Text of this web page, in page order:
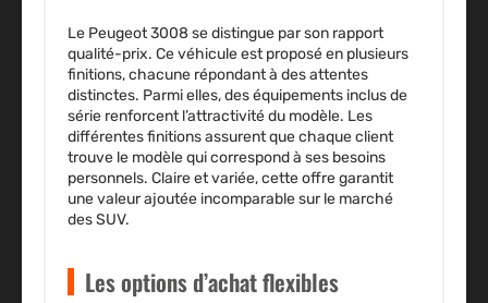
Le Peugeot 3008 se distingue par son rapport
qualité-prix. Ce véhicule est proposé en plusieurs
finitions, chacune répondant à des attentes
distinctes. Parmi elles, des équipements inclus de
série renforcent l’attractivité du modèle. Les
différentes finitions assurent que chaque client
trouve le modèle qui correspond à ses besoins
personnels. Claire et variée, cette offre garantit
une valeur ajoutée incomparable sur le marché
des SUV.
Les options d’achat flexibles